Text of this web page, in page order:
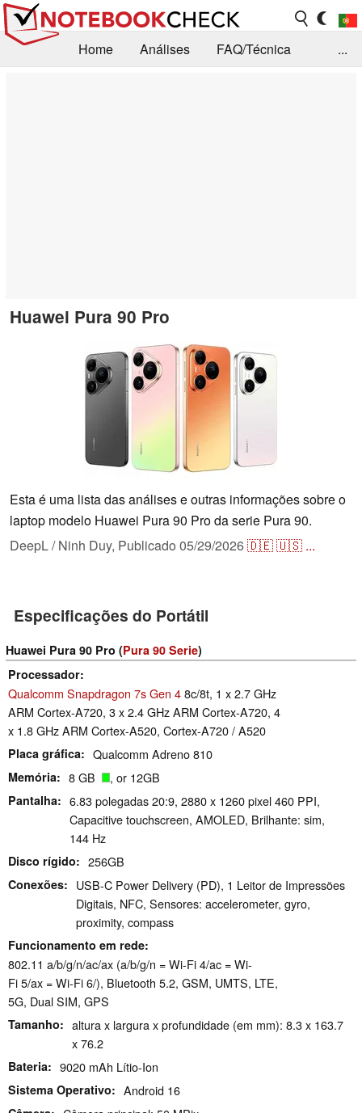
Home Análises
FAQ/Técnica
...
Huawei Pura 90 Pro
Esta é uma lista das análises e outras informações sobre o
laptop modelo Huawei Pura 90 Pro da serie Pura 90.
DeepL / Ninh Duy, Publicado 05/29/2026🇩🇪🇺🇸 ...
Especificações do Portátil
Huawei Pura 90 Pro (Pura 90 Serie)
Processador
Qualcomm Snapdragon 7s Gen 48c/8t, 1 x 2.7 GHz
ARM Cortex-A720, 3 x 2.4 GHz ARM Cortex-A720, 4
x 1.8 GHz ARM Cortex-A520, Cortex-A720 / A520
Placa gráfica Qualcomm Adreno 810
Memória 8 GB , or 12GB
Pantalha
6.83 polegadas 20:9, 2880 x 1260 pixel 460 PPI,
Capacitive touchscreen, AMOLED, Brilhante: sim,
144 Hz
Disco rígido 256GB
Conexões
USB-C Power Delivery (PD), 1 Leitor de Impressões
Digitais, NFC, Sensores: accelerometer, gyro,
proximity, compass
Funcionamento em rede
802.11 a/b/g/n/ac/ax (a/b/g/n = Wi-Fi 4/ac = Wi-
Fi 5/ax = Wi-Fi 6/), Bluetooth 5.2, GSM, UMTS, LTE,
5G, Dual SIM, GPS
Tamanho
altura x largura x profundidade (em mm): 8.3 x 163.7
x 76.2
Bateria 9020 mAh Lítio-Ion
Sistema Operativo Android 16